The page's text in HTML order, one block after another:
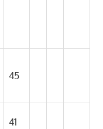
45
41